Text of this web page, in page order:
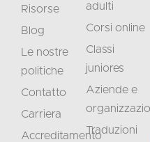
Risorse
Blog
Le nostre
politiche
Contatto
Carriera
Accreditamento
adulti
Corsi online
Classi
juniores
Aziende e
Traduzioni